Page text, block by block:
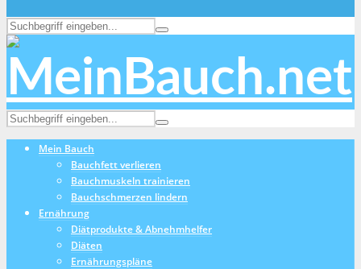
Mein Bauch
Bauchfett verlieren
Bauchmuskeln trainieren
Bauchschmerzen lindern
Ernährung
Diätprodukte & Abnehmhelfer
Diäten
Ernährungspläne